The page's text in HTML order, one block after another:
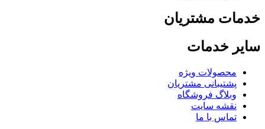
مشتریان
خدمات
محصولات ویژه
پشتیبانی مشتریان
وبلاگ فروشگاه
نقشه سایت
تماس با ما